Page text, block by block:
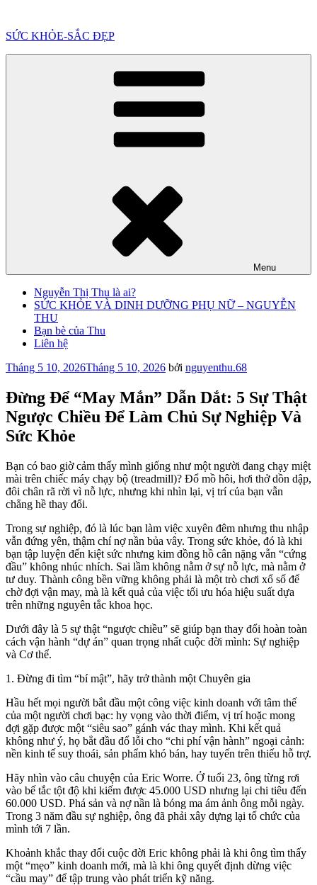
phần
SỨC KHỎE-SẮC ĐẸP
Menu
Nguyễn Thị Thu là ai?
SỨC KHỎE VÀ DINH DƯỠNG PHỤ NỮ – NGUYỄN
THU
Bạn bè của Thu
Liên hệ
Đăng
Tháng 5 10, 2026Tháng 5 10, 2026 bởi nguyenthu.68
Đừng Để “May Mắn” Dẫn Dắt: 5 Sự Thật
Ngược Chiều Để Làm Chủ Sự Nghiệp Và
Sức Khỏe
Bạn có bao giờ cảm thấy mình giống như một người đang chạy miệt
mài trên chiếc máy chạy bộ (treadmill)? Đổ mồ hôi, hơi thở dồn dập,
đôi chân rã rời vì nỗ lực, nhưng khi nhìn lại, vị trí của bạn vẫn
chẳng hề thay đổi.
Trong sự nghiệp, đó là lúc bạn làm việc xuyên đêm nhưng thu nhập
vẫn đứng yên, thậm chí nợ nần bủa vây. Trong sức khỏe, đó là khi
bạn tập luyện đến kiệt sức nhưng kim đồng hồ cân nặng vẫn “cứng
đầu” không nhúc nhích. Sai lầm không nằm ở sự nỗ lực, mà nằm ở
tư duy. Thành công bền vững không phải là một trò chơi xổ số để
chờ đợi vận may, mà là kết quả của việc tối ưu hóa hiệu suất dựa
trên những nguyên tắc khoa học.
Dưới đây là 5 sự thật “ngược chiều” sẽ giúp bạn thay đổi hoàn toàn
cách vận hành “dự án” quan trọng nhất cuộc đời mình: Sự nghiệp
và Cơ thể.
1. Đừng đi tìm “bí mật”, hãy trở thành một Chuyên gia
Hầu hết mọi người bắt đầu một công việc kinh doanh với tâm thế
của một người chơi bạc: hy vọng vào thời điểm, vị trí hoặc mong
đợi gặp được một “siêu sao” gánh vác thay mình. Khi kết quả
không như ý, họ bắt đầu đổ lỗi cho “chi phí vận hành” ngoại cảnh:
nền kinh tế suy thoái, sản phẩm khó bán, hay tuyến trên thiếu hỗ trợ.
Hãy nhìn vào câu chuyện của Eric Worre. Ở tuổi 23, ông từng rơi
vào bế tắc tột độ khi kiếm được 45.000 USD nhưng lại chi tiêu đến
60.000 USD. Phá sản và nợ nần là bóng ma ám ảnh ông mỗi ngày.
Trong 3 năm đầu sự nghiệp, ông đã phải xây dựng lại tổ chức của
mình tới 7 lần.
Khoảnh khắc thay đổi cuộc đời Eric không phải là khi ông tìm thấy
một “mẹo” kinh doanh mới, mà là khi ông quyết định dừng việc
“cầu may” để tập trung vào phát triển kỹ năng.